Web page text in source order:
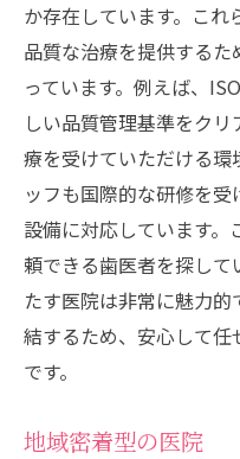
か存在しています。こ
品質な治療を提供する
っています。例えば、
しい品質管理基準をク
療を受けていただける環
ッフも国際的な研修を
設備に対応しています
頼できる歯医者を探し
たす医院は非常に魅力
結するため、安心して
です。
地域密着型の医院